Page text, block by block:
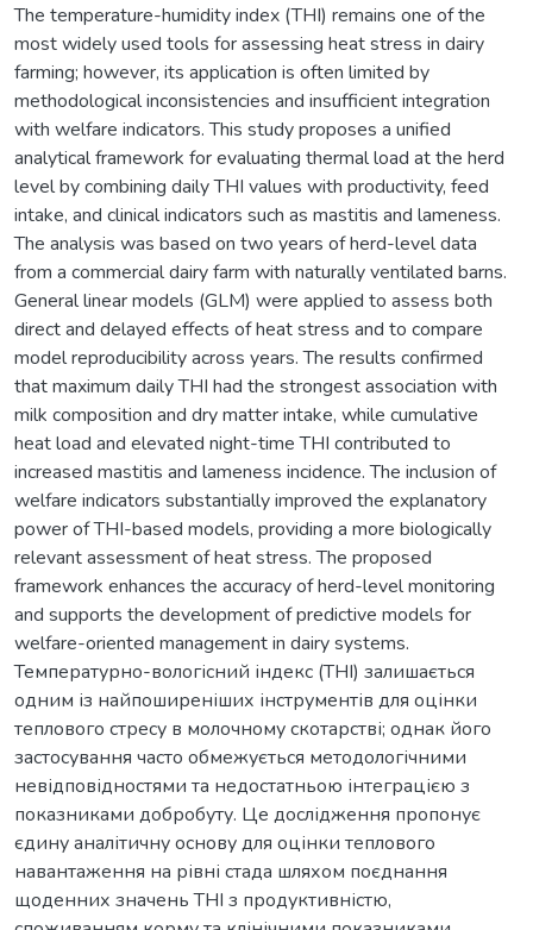
The temperature-humidity index (THI) remains one of the
most widely used tools for assessing heat stress in dairy
farming; however, its application is often limited by
methodological inconsistencies and insufficient integration
with welfare indicators. This study proposes a unified
analytical framework for evaluating thermal load at the herd
level by combining daily THI values with productivity, feed
intake, and clinical indicators such as mastitis and lameness.
The analysis was based on two years of herd-level data
from a commercial dairy farm with naturally ventilated barns.
General linear models (GLM) were applied to assess both
direct and delayed effects of heat stress and to compare
model reproducibility across years. The results confirmed
that maximum daily THI had the strongest association with
milk composition and dry matter intake, while cumulative
heat load and elevated night-time THI contributed to
increased mastitis and lameness incidence. The inclusion of
welfare indicators substantially improved the explanatory
power of THI-based models, providing a more biologically
relevant assessment of heat stress. The proposed
framework enhances the accuracy of herd-level monitoring
and supports the development of predictive models for
welfare-oriented management in dairy systems.
Температурно-вологісний індекс (THI) залишається
одним із найпоширеніших інструментів для оцінки
теплового стресу в молочному скотарстві; однак його
застосування часто обмежується методологічними
невідповідностями та недостатньою інтеграцією з
показниками добробуту. Це дослідження пропонує
єдину аналітичну основу для оцінки теплового
навантаження на рівні стада шляхом поєднання
щоденних значень THI з продуктивністю,